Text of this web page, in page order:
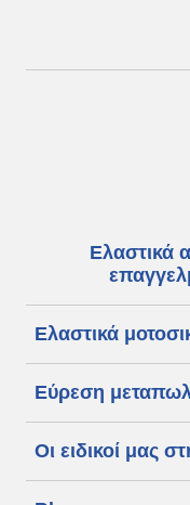
Ελαστικά
Ελαστικά
Εύρεση
Οι ειδικοί μας